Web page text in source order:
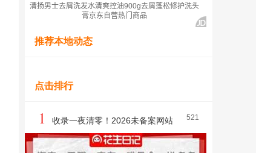
推荐本地动态
点击排行
521
1
收录一夜清零！2026未备案网站
大逃杀：个人站长的至暗时刻与生存指南